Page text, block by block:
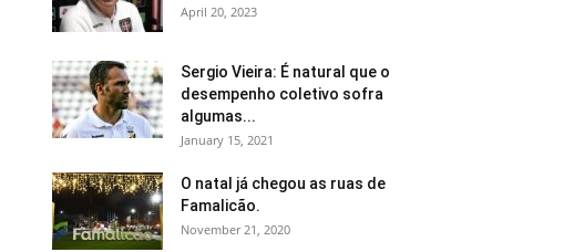
April 20, 2023
Sergio Vieira: É natural que o
desempenho coletivo sofra
algumas...
January 15, 2021
O natal já chegou as ruas de
Famalicão.
November 21, 2020